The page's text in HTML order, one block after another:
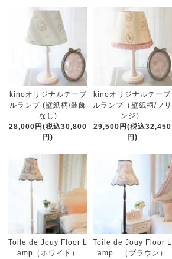
kinoオリジナルテーブ
ルランプ (壁紙柄/装飾
なし)
28,000円(税込30,800
円)
kinoオリジナルテーブ
ルランプ（壁紙柄/フリ
ンジ）
29,500円(税込32,450
円)
Toile de Jouy Floor L
amp（ホワイト）
Toile de Jouy Floor L
amp （ブラウン）